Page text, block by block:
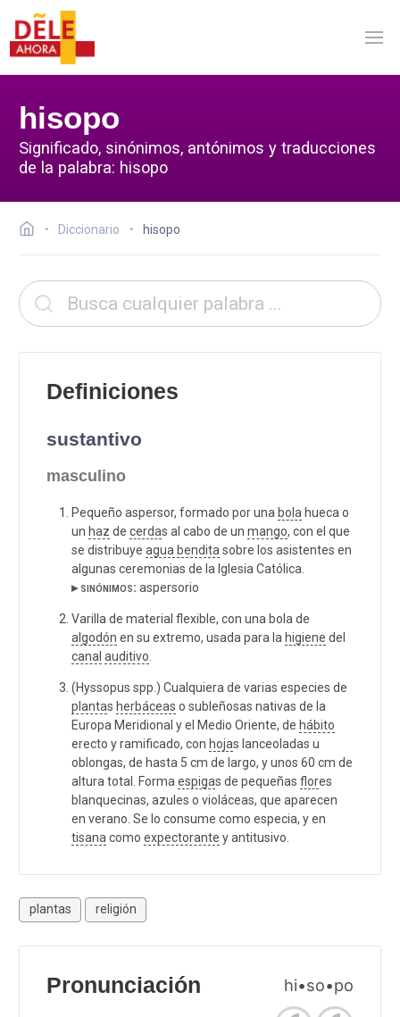
hisopo
Significado, sinónimos, antónimos y traducciones
de la palabra: hisopo
Diccionario hisopo
Definiciones
sustantivo
masculino
Pequeño aspersor, formado por una bola hueca o
un haz de cerdas al cabo de un mango, con el que
se distribuye agua bendita sobre los asistentes en
algunas ceremonias de la Iglesia Católica.
▸ sinónimos: aspersorio
Varilla de material flexible, con una bola de
algodón en su extremo, usada para la higiene del
canal auditivo
(Hyssopus spp.) Cualquiera de varias especies de
plantas herbáceas o subleñosas nativas de la
Europa Meridional y el Medio Oriente, de hábito
erecto y ramificado, con hojas lanceoladas u
oblongas, de hasta 5 cm de largo, y unos 60 cm de
altura total. Forma espigas de pequeñas flores
blanquecinas, azules o violáceas, que aparecen
en verano. Se lo consume como especia, y en
tisana como expectorante y antitusivo.
plantas religión
Pronunciación hi•so•po